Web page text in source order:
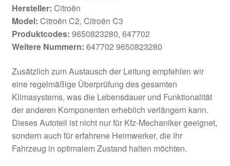
Hersteller: Citroën
Model: Citroën C2, Citroën C3
Produktcodes: 9650823280, 647702
Weitere Nummern: 647702 9650823280
Zusätzlich zum Austausch der Leitung empfehlen wir
eine regelmäßige Überprüfung des gesamten
Klimasystems, was die Lebensdauer und Funktionalität
der anderen Komponenten erheblich verlängern kann.
Dieses Autoteil ist nicht nur für Kfz-Mechaniker geeignet,
sondern auch für erfahrene Heimwerker, die ihr
Fahrzeug in optimalem Zustand halten möchten.